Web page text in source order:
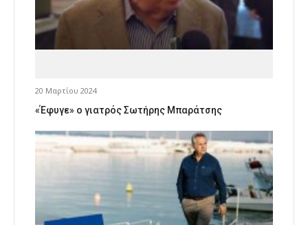
20 Μαρτίου 2024
«Έφυγε» ο γιατρός Σωτήρης Μπαράτσης